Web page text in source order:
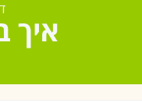
איך